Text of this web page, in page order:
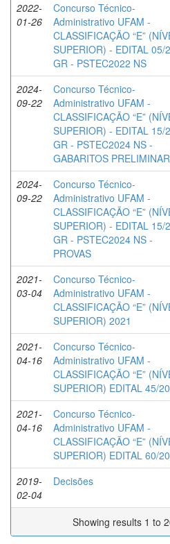
2022-
01-26
Concurso Técnico-
Administrativo UFAM -
CLASSIFICAÇÃO “E”
SUPERIOR) - EDITAL 05/
GR - PSTEC2022 NS
2024-
09-22
Concurso Técnico-
Administrativo UFAM -
CLASSIFICAÇÃO “E”
SUPERIOR) - EDITAL 15/
GR - PSTEC2024 NS -
GABARITOS
2024-
09-22
Concurso Técnico-
Administrativo UFAM -
CLASSIFICAÇÃO “E”
SUPERIOR) - EDITAL 15/
GR - PSTEC2024 NS -
PROVAS
2021-
03-04
Concurso Técnico-
Administrativo UFAM -
CLASSIFICAÇÃO “E”
SUPERIOR) 2021
2021-
04-16
Concurso Técnico-
Administrativo UFAM -
CLASSIFICAÇÃO “E”
SUPERIOR) EDITAL 45/
2021-
04-16
Concurso Técnico-
Administrativo UFAM -
CLASSIFICAÇÃO “E”
SUPERIOR) EDITAL 60/
2019-
02-04
Decisões
Showing results 1 to